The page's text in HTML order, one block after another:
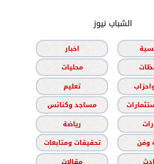
الشباب نيوز
اخبار
محليات
تعليم
مساجد وكنائس
رياضة
وفن
تحقيقات ومتابعات